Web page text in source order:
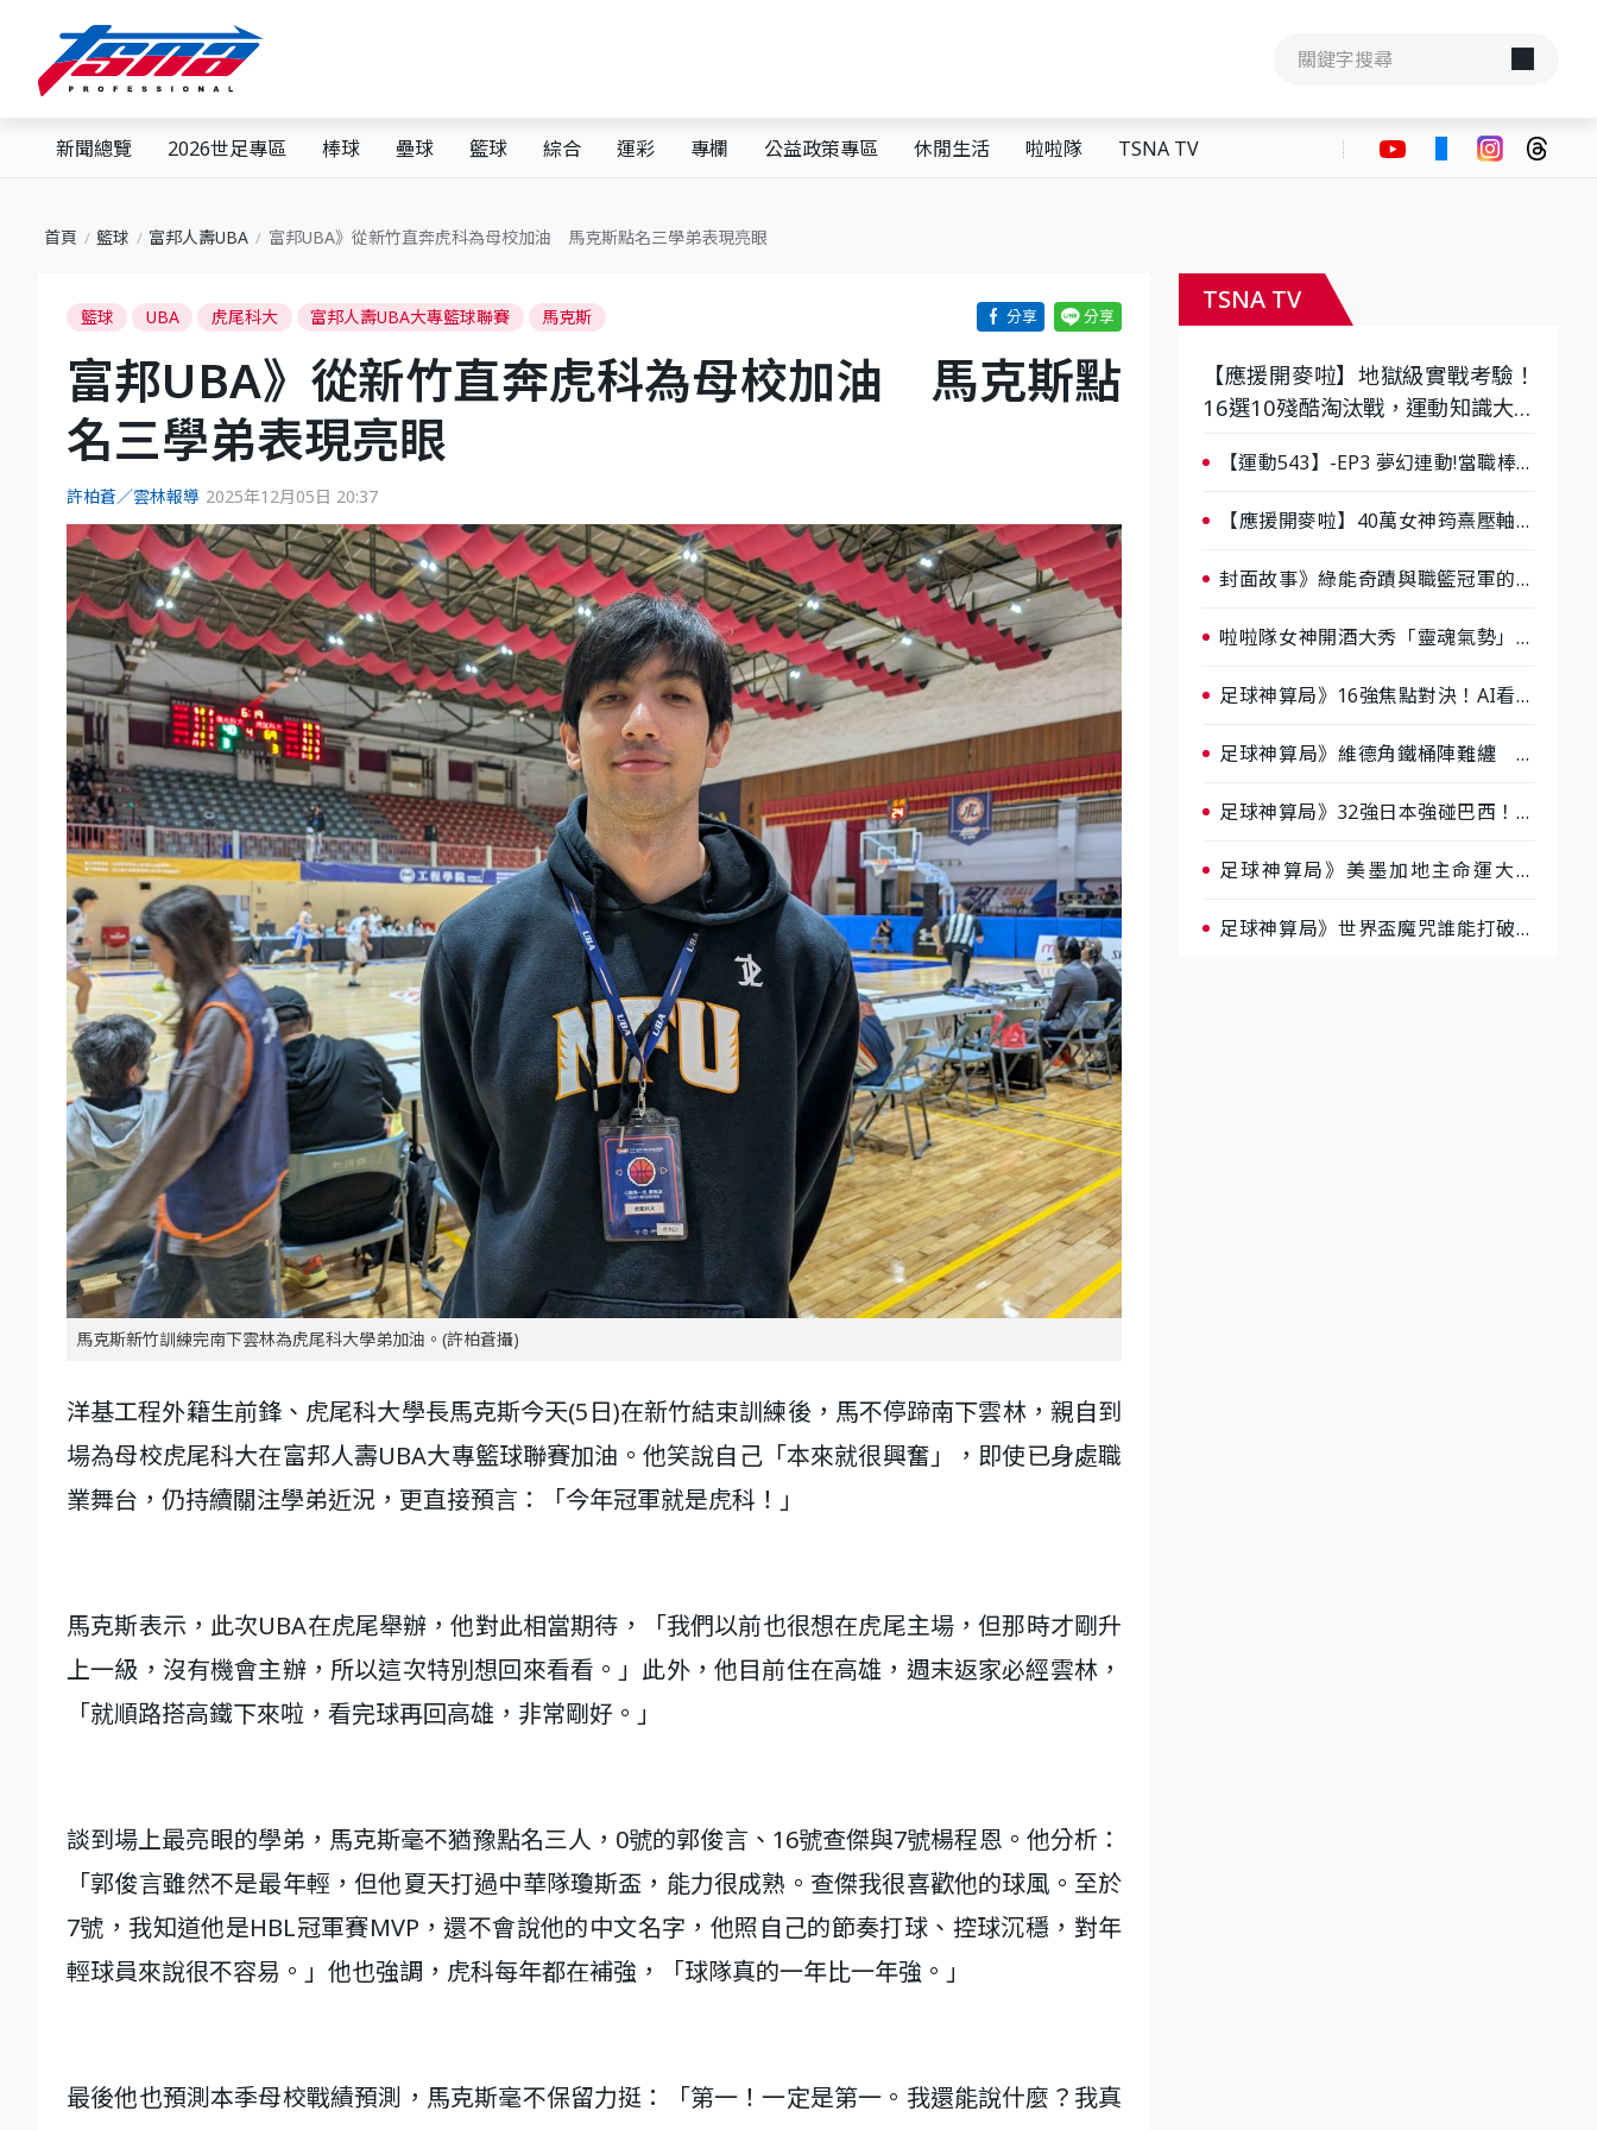
新聞總覽 2026世足專區 棒球 壘球 籃球 綜合 運彩 專欄 公益政策專區 休閒生活 啦啦隊 TSNA TV
首頁 籃球 富邦人壽UBA 富邦UBA》從新竹直奔虎科為母校加油 馬克斯點名三學弟表現亮眼
籃球 UBA 虎尾科大 富邦人壽UBA大專籃球聯賽 馬克斯
富邦UBA》從新竹直奔虎科為母校加油 馬克斯點
名三學弟表現亮眼
許柏蒼／雲林報導 2025年12月05日 20:37
馬克斯新竹訓練完南下雲林為虎尾科大學弟加油。(許柏蒼攝)
洋基工程外籍生前鋒、虎尾科大學長馬克斯今天(5日)在新竹結束訓練後，馬不停蹄南下雲林，親自到
場為母校虎尾科大在富邦人壽UBA大專籃球聯賽加油。他笑說自己「本來就很興奮」，即使已身處職
業舞台，仍持續關注學弟近況，更直接預言：「今年冠軍就是虎科！」
馬克斯表示，此次UBA在虎尾舉辦，他對此相當期待，「我們以前也很想在虎尾主場，但那時才剛升
上一級，沒有機會主辦，所以這次特別想回來看看。」此外，他目前住在高雄，週末返家必經雲林，
「就順路搭高鐵下來啦，看完球再回高雄，非常剛好。」
談到場上最亮眼的學弟，馬克斯毫不猶豫點名三人，0號的郭俊言、16號查傑與7號楊程恩。他分析：
「郭俊言雖然不是最年輕，但他夏天打過中華隊瓊斯盃，能力很成熟。查傑我很喜歡他的球風。至於
7號，我知道他是HBL冠軍賽MVP，還不會說他的中文名字，他照自己的節奏打球、控球沉穩，對年
輕球員來說很不容易。」他也強調，虎科每年都在補強，「球隊真的一年比一年強。」
最後他也預測本季母校戰績預測，馬克斯毫不保留力挺：「第一！一定是第一。我還能說什麼？我真
TSNA TV
【應援開麥啦】地獄級實戰考驗！
16選10殘酷淘汰戰，運動知識大會
【運動543】-EP3 夢幻連動!當職棒傳
【應援開麥啦】40萬女神筠熹壓軸！
比一個會-ep2
封面故事》綠能奇蹟與職籃冠軍的背
事》大談「心酸創業學」
啦啦隊女神開酒大秀「靈魂氣勢」！
大過招
足球神算局》16強焦點對決！AI看好
足球神算局》維德角鐵桶陣難纏 阿
足球神算局》32強日本強碰巴西！AI
爆冷
足球神算局》美墨加地主命運大解
足球神算局》世界盃魔咒誰能打破？